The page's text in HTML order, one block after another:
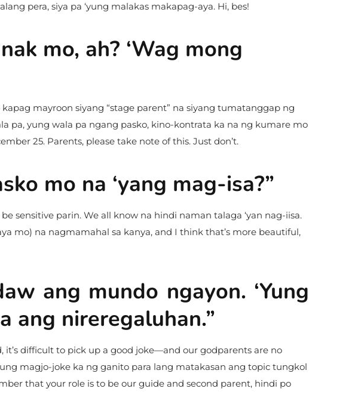
pera, siya pa ‘yung malakas makapag-aya. Hi, bes!
mo, ah? ‘Wag mong
mayroon siyang “stage parent” na siyang tumatanggap ng
pa, yung wala pa ngang pasko, kino-kontrata ka na ng kumare mo
25. Parents, please take note of this. Just don’t.
mo na ‘yang mag-isa?”
sensitive parin. We all know na hindi naman talaga ‘yan nag-iisa.
mo) na nagmamahal sa kanya, and I think that’s more beautiful,
ang mundo ngayon. ‘Yung
ang nireregaluhan.”
difficult to pick up a good joke—and our godparents are no
magjo-joke ka ng ganito para lang matakasan ang topic tungkol
that your role is to be our guide and second parent, hindi po